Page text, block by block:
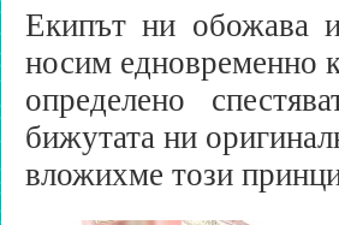
Екипът ни обожава
носим едновременно
определено
бижутата ни
вложихме този